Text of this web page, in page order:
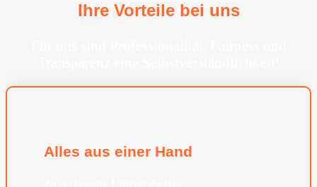
Ihre Vorteile bei uns
Alles aus einer Hand